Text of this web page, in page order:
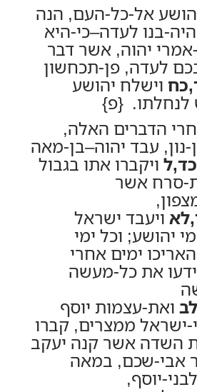
אל-כל-העם, הנה
בנו לעדה–כי-היא
יהוה, אשר דבר
לעדה, פן-תכחשון
וישלח יהושע
{פ}
הדברים האלה,
נון, עבד יהוה–בן-מאה
כד,ל ויקברו אתו בגבול
סרח אשר
ויעבד ישראל
יהושע; וכל ימי
ימים אחרי
את כל-מעשה
ואת-עצמות יוסף
ישראל ממצרים, קברו
השדה אשר קנה יעקב
אבי-שכם, במאה
יוסף,